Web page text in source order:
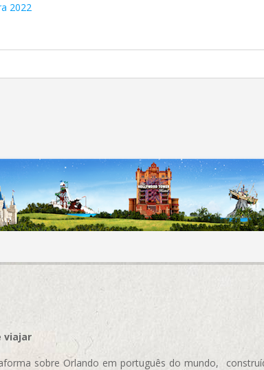
2022
viajar
sobre Orlando em português do mundo,